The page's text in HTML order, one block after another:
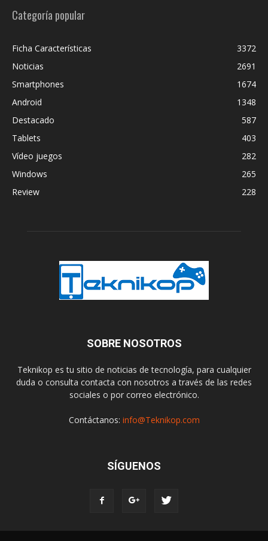
Categoría popular
Ficha Características
3372
Noticias
2691
Smartphones
1674
Android
1348
Destacado
587
Tablets
403
Vídeo juegos
282
Windows
265
Review
228
SOBRE NOSOTROS
Teknikop es tu sitio de noticias de tecnología, para cualquier
duda o consulta contacta con nosotros a través de las redes
sociales o por correo electrónico.
Contáctanos: info@Teknikop.com
SÍGUENOS